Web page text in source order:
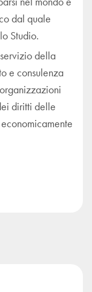
dal quale
Studio.
della
e consulenza
diritti delle